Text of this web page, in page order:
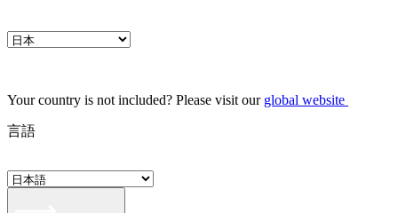
Your country is not included? Please visit our global website
言語